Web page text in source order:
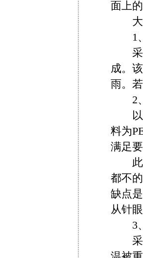
面上
大
1、
采用
成。
雨。
2、
以毛
料为
满足
此外
都不
缺点
从针
3、
采用